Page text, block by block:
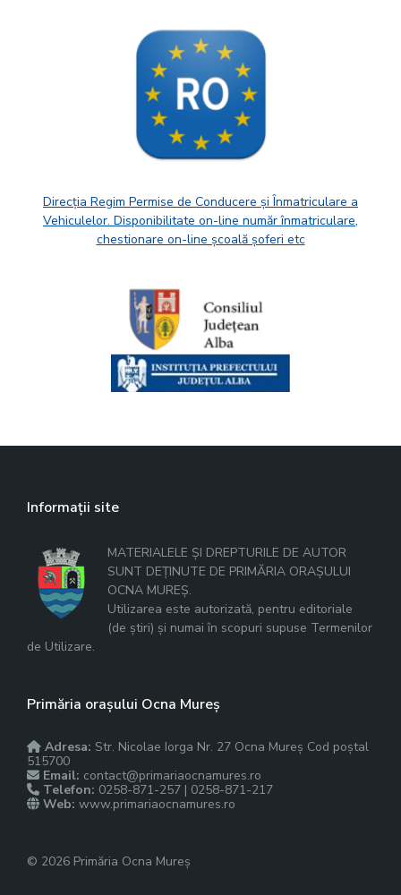
Direcția Regim Permise de Conducere și Înmatriculare a
Vehiculelor. Disponibilitate on-line număr înmatriculare,
chestionare on-line școală șoferi etc
Informații site
MATERIALELE ȘI DREPTURILE DE AUTOR
SUNT DEȚINUTE DE PRIMĂRIA ORAȘULUI
OCNA MUREȘ.
Utilizarea este autorizată, pentru editoriale
(de știri) și numai în scopuri supuse Termenilor
de Utilizare.
Primăria orașului Ocna Mureș
Adresa: Str. Nicolae Iorga Nr. 27 Ocna Mureș Cod poștal
515700
Email: contact@primariaocnamures.ro
Telefon: 0258-871-257 | 0258-871-217
Web: www.primariaocnamures.ro
© 2026 Primăria Ocna Mureș